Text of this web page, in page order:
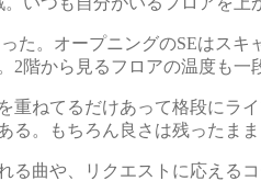
た。オープニングのSEはス
2階から見るフロアの温度も一
重ねてるだけあって格段にラ
る。もちろん良さは残ったま
る曲や、リクエストに応える